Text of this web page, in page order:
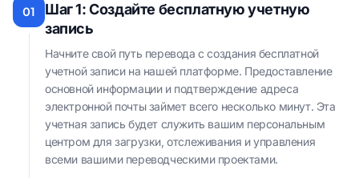
01
Шаг 1: Создайте бесплатную учетную
запись
Начните свой путь перевода с создания бесплатной
учетной записи на нашей платформе. Предоставление
основной информации и подтверждение адреса
электронной почты займет всего несколько минут. Эта
учетная запись будет служить вашим персональным
центром для загрузки, отслеживания и управления
всеми вашими переводческими проектами.